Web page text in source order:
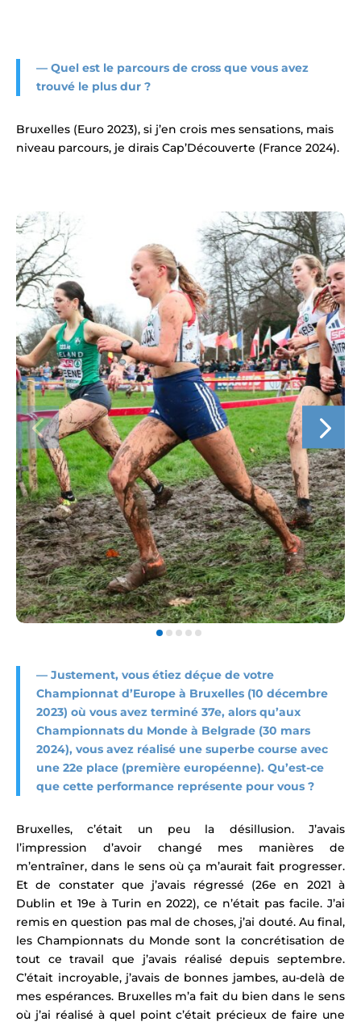
— Quel est le parcours de cross que vous avez
trouvé le plus dur ?
Bruxelles (Euro 2023), si j’en crois mes sensations, mais
niveau parcours, je dirais Cap’Découverte (France 2024).
— Justement, vous étiez déçue de votre
Championnat d’Europe à Bruxelles (10 décembre
2023) où vous avez terminé 37e, alors qu’aux
Championnats du Monde à Belgrade (30 mars
2024), vous avez réalisé une superbe course avec
une 22e place (première européenne). Qu’est-ce
que cette performance représente pour vous ?
Bruxelles, c’était un peu la désillusion. J’avais
l’impression d’avoir changé mes manières de
m’entraîner, dans le sens où ça m’aurait fait progresser.
Et de constater que j’avais régressé (26e en 2021 à
Dublin et 19e à Turin en 2022), ce n’était pas facile. J’ai
remis en question pas mal de choses, j’ai douté. Au final,
les Championnats du Monde sont la concrétisation de
tout ce travail que j’avais réalisé depuis septembre.
C’était incroyable, j’avais de bonnes jambes, au-delà de
mes espérances. Bruxelles m’a fait du bien dans le sens
où j’ai réalisé à quel point c’était précieux de faire une